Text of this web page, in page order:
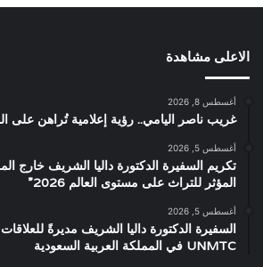
الاعلى مشاهدة
أغسطس 8, 2026
غريب ناصر اليامي.. رؤية إعلامية تُراهن على
أغسطس 5, 2026
تكريم السفيرة الدكتورة داليا الشريف خارج
المؤثر للتراث على مستوى العالم 2026”
أغسطس 5, 2026
السفيرة الدكتورة داليا الشريف مديرةً
UNMTC في المملكة العربية السعودية